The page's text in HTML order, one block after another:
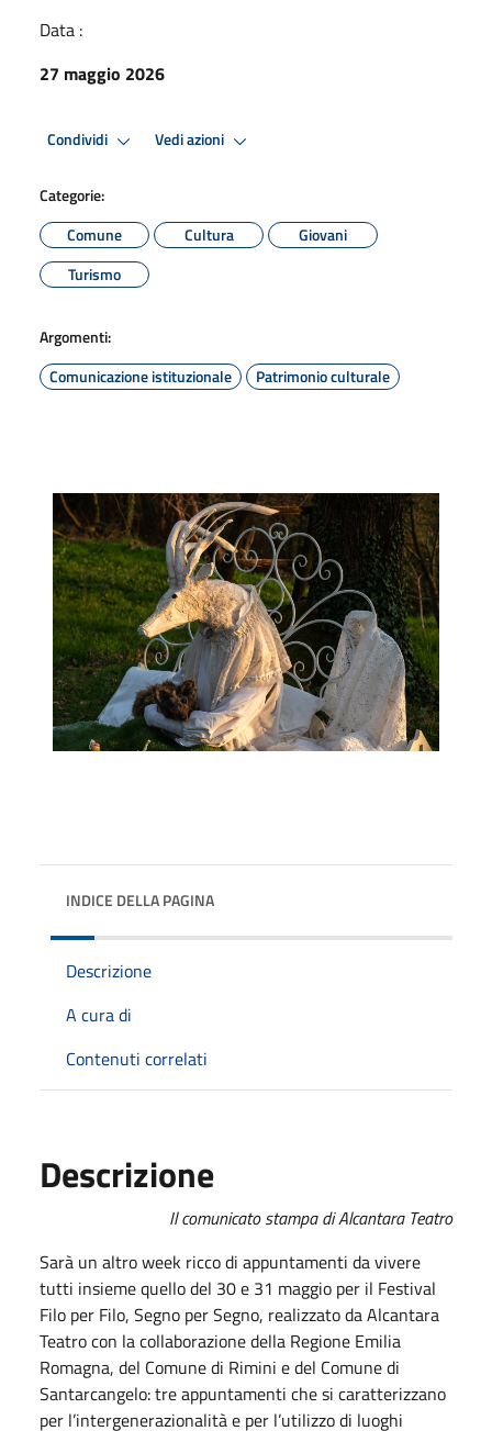
Data :
27 maggio 2026
Condividi Vedi azioni
Categorie:
Comune
Cultura
Giovani
Turismo
Argomenti:
Comunicazione istituzionale
Patrimonio culturale
INDICE DELLA PAGINA
Descrizione
A cura di
Contenuti correlati
Descrizione
Il comunicato stampa di Alcantara Teatro
Sarà un altro week ricco di appuntamenti da vivere
tutti insieme quello del 30 e 31 maggio per il Festival
Filo per Filo, Segno per Segno, realizzato da Alcantara
Teatro con la collaborazione della Regione Emilia
Romagna, del Comune di Rimini e del Comune di
Santarcangelo: tre appuntamenti che si caratterizzano
per l’intergenerazionalità e per l’utilizzo di luoghi